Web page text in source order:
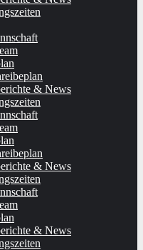
& News
& News
& News